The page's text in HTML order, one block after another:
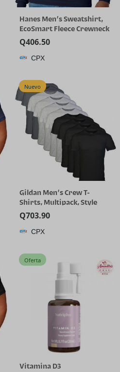
Hanes Men’s Sweatshirt,
EcoSmart Fleece Crewneck
Sweatshirt, Big & Tall
Available, 1 or 2-Pack
Q406.50
CPX
Nuevo
Gildan Men’s Crew T-
Shirts, Multipack, Style
G1100
Q703.90
CPX
Oferta
Vitamina D3